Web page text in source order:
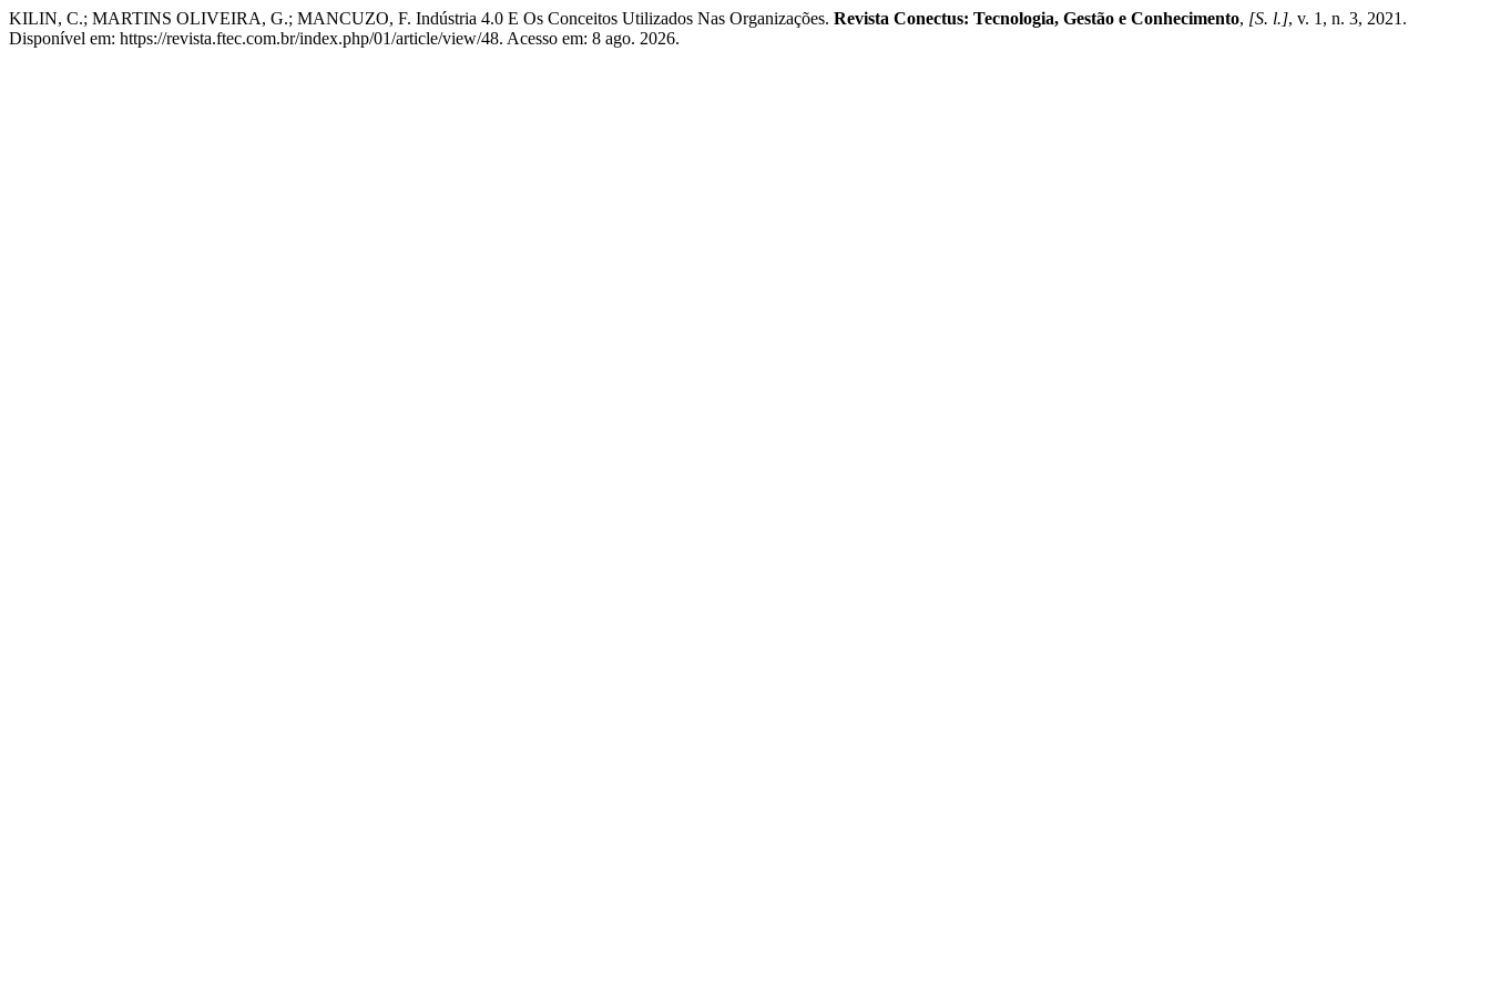
KILIN, C.; MARTINS OLIVEIRA, G.; MANCUZO, F. Indústria 4.0 E Os Conceitos Utilizados Nas Organizações. Revista Conectus: Tecnologia, Gestão e Conhecimento, [S. l.], v. 1, n. 3, 2021.
Disponível em: https://revista.ftec.com.br/index.php/01/article/view/48. Acesso em: 8 ago. 2026.